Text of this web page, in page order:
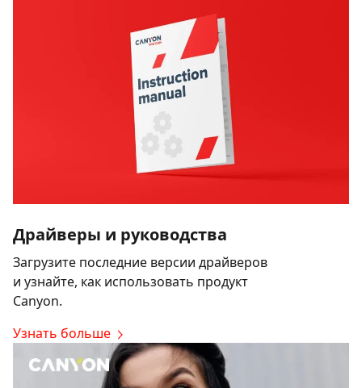
Драйверы и руководства
Загрузите последние версии драйверов
и узнайте, как использовать продукт
Canyon.
Узнать больше